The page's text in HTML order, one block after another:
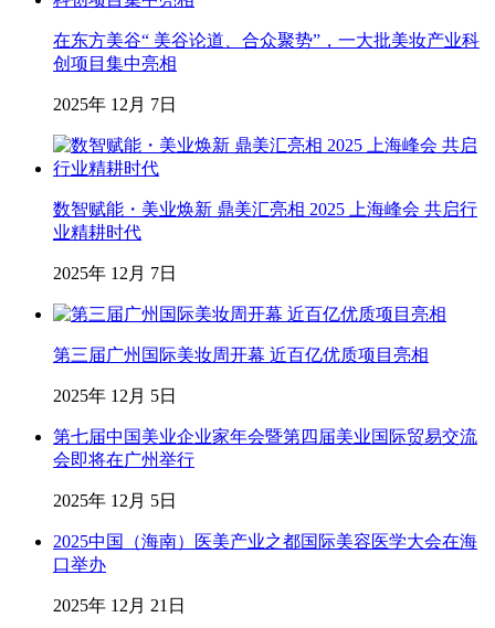
在东方美谷“ 美谷论道、合众聚势”，一大批美妆产业科
创项目集中亮相
2025年 12月 7日
数智赋能・美业焕新 鼎美汇亮相 2025 上海峰会 共启行
业精耕时代
2025年 12月 7日
第三届广州国际美妆周开幕 近百亿优质项目亮相
2025年 12月 5日
第七届中国美业企业家年会暨第四届美业国际贸易交流
会即将在广州举行
2025年 12月 5日
2025中国（海南）医美产业之都国际美容医学大会在海
口举办
2025年 12月 21日